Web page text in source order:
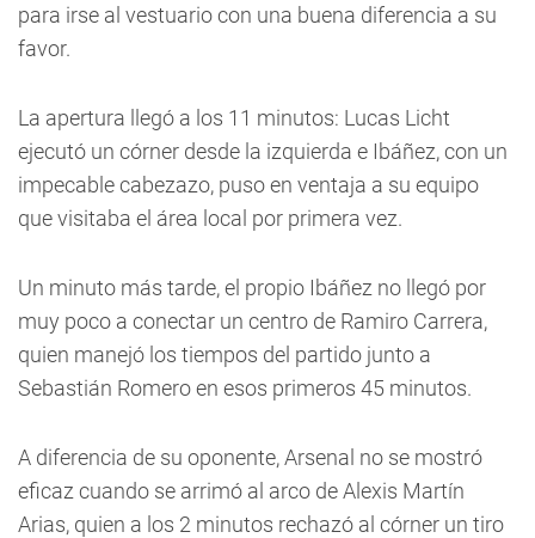
para irse al vestuario con una buena diferencia a su
favor.
La apertura llegó a los 11 minutos: Lucas Licht
ejecutó un córner desde la izquierda e Ibáñez, con un
impecable cabezazo, puso en ventaja a su equipo
que visitaba el área local por primera vez.
Un minuto más tarde, el propio Ibáñez no llegó por
muy poco a conectar un centro de Ramiro Carrera,
quien manejó los tiempos del partido junto a
Sebastián Romero en esos primeros 45 minutos.
A diferencia de su oponente, Arsenal no se mostró
eficaz cuando se arrimó al arco de Alexis Martín
Arias, quien a los 2 minutos rechazó al córner un tiro